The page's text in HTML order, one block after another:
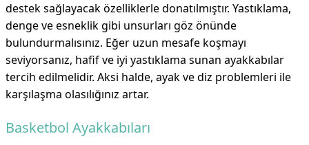
destek sağlayacak özelliklerle donatılmıştır. Yastıklama,
denge ve esneklik gibi unsurları göz önünde
bulundurmalısınız. Eğer uzun mesafe koşmayı
seviyorsanız, hafif ve iyi yastıklama sunan ayakkabılar
tercih edilmelidir. Aksi halde, ayak ve diz problemleri ile
karşılaşma olasılığınız artar.
Basketbol Ayakkabıları